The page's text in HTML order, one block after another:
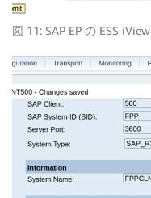
図 11: SAP EP の ESS iView